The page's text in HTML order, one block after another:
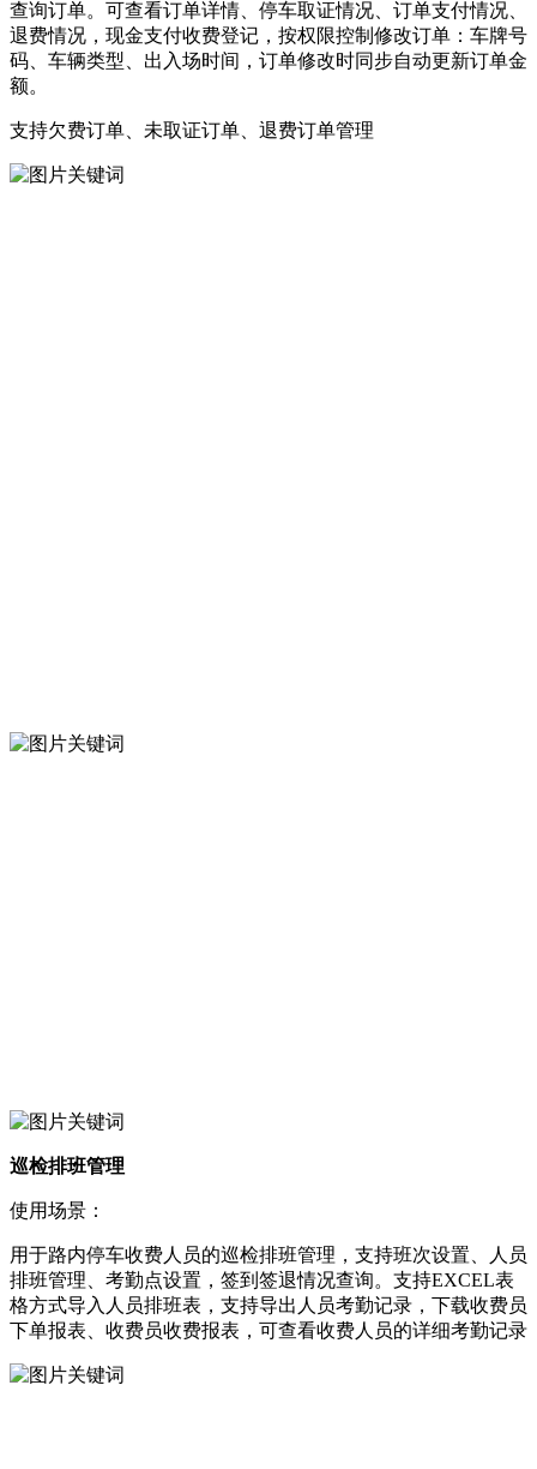
查询订单。可查看订单详情、停车取证情况、订单支付情况、
退费情况，现金支付收费登记，按权限控制修改订单：车牌号
码、车辆类型、出入场时间，订单修改时同步自动更新订单金
额。
支持欠费订单、未取证订单、退费订单管理
巡检排班管理
使用场景：
用于路内停车收费人员的巡检排班管理，支持班次设置、人员
排班管理、考勤点设置，签到签退情况查询。支持EXCEL表
格方式导入人员排班表，支持导出人员考勤记录，下载收费员
下单报表、收费员收费报表，可查看收费人员的详细考勤记录